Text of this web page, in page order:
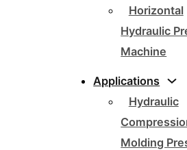
Horizontal
Hydraulic
Machine
Applications
Hydraulic
Molding